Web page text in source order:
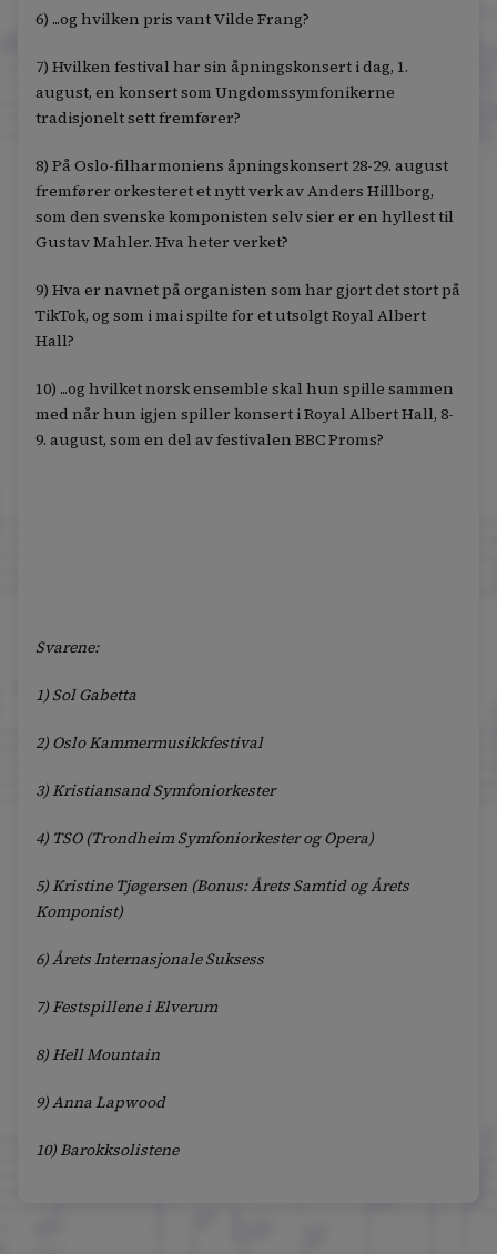
6) ...og hvilken pris vant Vilde Frang?
7) Hvilken festival har sin åpningskonsert i dag, 1.
august, en konsert som Ungdomssymfonikerne
tradisjonelt sett fremfører?
8) På Oslo-filharmoniens åpningskonsert 28-29. august
fremfører orkesteret et nytt verk av Anders Hillborg,
som den svenske komponisten selv sier er en hyllest til
Gustav Mahler. Hva heter verket?
9) Hva er navnet på organisten som har gjort det stort på
TikTok, og som i mai spilte for et utsolgt Royal Albert
Hall?
10) ...og hvilket norsk ensemble skal hun spille sammen
med når hun igjen spiller konsert i Royal Albert Hall, 8-
9. august, som en del av festivalen BBC Proms?
Svarene:
1) Sol Gabetta
2) Oslo Kammermusikkfestival
3) Kristiansand Symfoniorkester
4) TSO (Trondheim Symfoniorkester og Opera)
5) Kristine Tjøgersen (Bonus: Årets Samtid og Årets
Komponist)
6) Årets Internasjonale Suksess
7) Festspillene i Elverum
8) Hell Mountain
9) Anna Lapwood
10) Barokksolistene